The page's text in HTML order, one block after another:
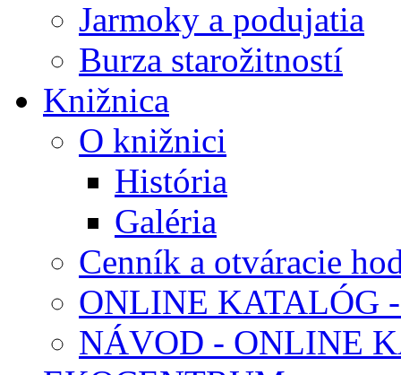
Jarmoky a podujatia
Burza starožitností
Knižnica
O knižnici
História
Galéria
Cenník a otváracie
ONLINE KATALÓG
NÁVOD - ONLINE